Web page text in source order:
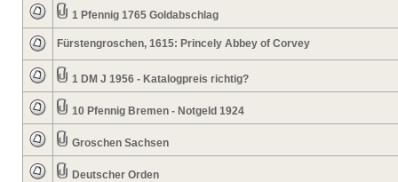
1 Pfennig 1765 Goldabschlag
Fürstengroschen, 1615: Princely Abbey of Corvey
1 DM J 1956 - Katalogpreis richtig?
10 Pfennig Bremen - Notgeld 1924
Groschen Sachsen
Deutscher Orden